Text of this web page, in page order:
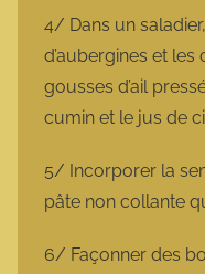
4/ Dans un
d’aubergines et
gousses d’ail
cumin et le jus de
5/ Incorporer la
pâte non collante
6/ Façonner des